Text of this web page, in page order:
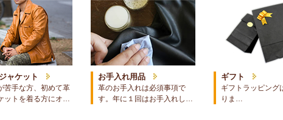
ャケット
苦手な方、初めて革
ットを着る方にオ…
お手入れ用品
革のお手入れは必須事項で
す。年に１回はお手入れし…
ギフト
ギフトラッピング
りま…